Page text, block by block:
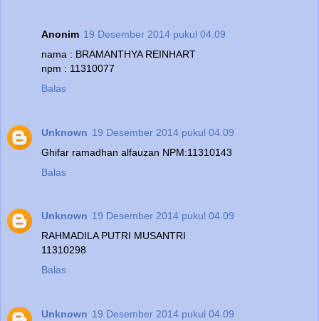
Anonim 19 Desember 2014 pukul 04.09
nama : BRAMANTHYA REINHART
npm : 11310077
Balas
Unknown 19 Desember 2014 pukul 04.09
Ghifar ramadhan alfauzan NPM:11310143
Balas
Unknown 19 Desember 2014 pukul 04.09
RAHMADILA PUTRI MUSANTRI
11310298
Balas
Unknown 19 Desember 2014 pukul 04.09